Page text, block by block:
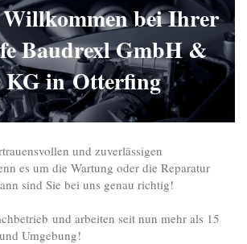
bei Ihrer
Baudrexl GmbH &
KG inOtterfing
und zuverlässigen
es um die Wartung oder die Reparatur
sind Sie bei uns genau richtig!
und arbeiten seit nun mehr als 15
Umgebung!